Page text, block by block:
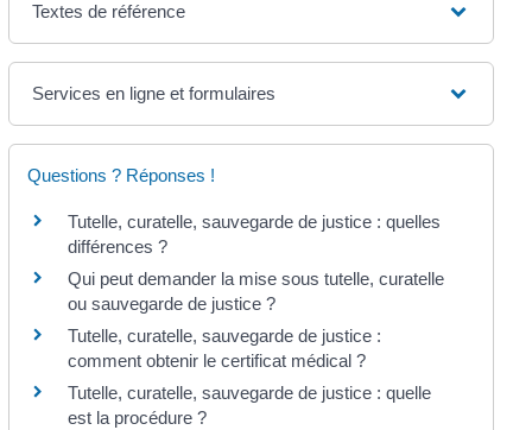
Textes de référence
Services en ligne et formulaires
Questions ? Réponses !
Tutelle, curatelle, sauvegarde de justice : quelles
différences ?
Qui peut demander la mise sous tutelle, curatelle
ou sauvegarde de justice ?
Tutelle, curatelle, sauvegarde de justice :
comment obtenir le certificat médical ?
Tutelle, curatelle, sauvegarde de justice : quelle
est la procédure ?